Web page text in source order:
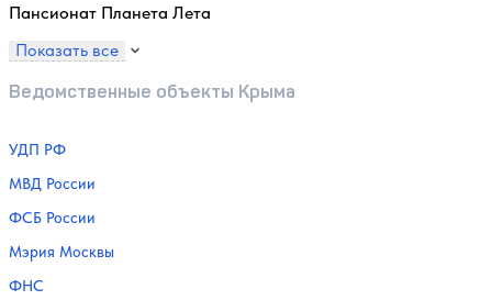
Пансионат Планета Лета
Показать все
Ведомственные объекты Крыма
УДП РФ
МВД России
ФСБ России
Мэрия Москвы
ФНС